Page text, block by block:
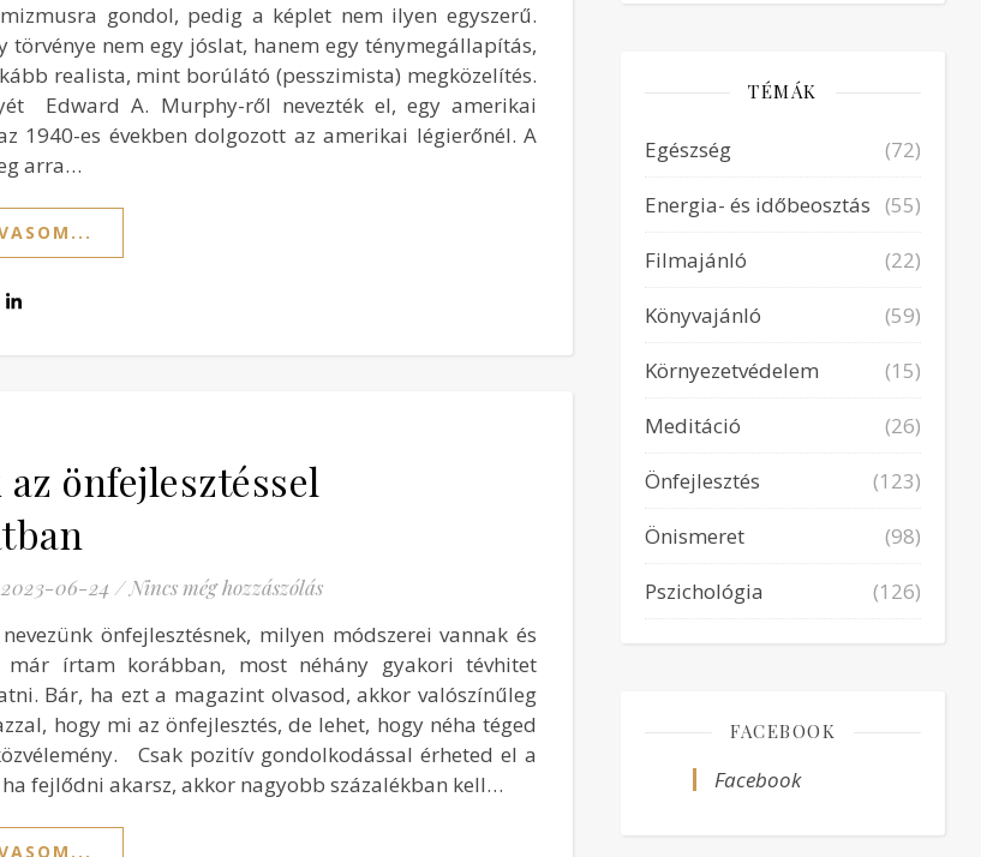
gondol, pedig a képlet nem ilyen egyszerű.
törvénye nem egy jóslat, hanem egy ténymegállapítás,
realista, mint borúlátó (pesszimista) megközelítés.
Edward A. Murphy-ről nevezték el, egy amerikai
1940-es években dolgozott az amerikai légierőnél. A
arra…
önfejlesztéssel
2023-06-24 / Nincs még hozzászólás
önfejlesztésnek, milyen módszerei vannak és
már írtam korábban, most néhány gyakori tévhitet
Bár, ha ezt a magazint olvasod, akkor valószínűleg
hogy mi az önfejlesztés, de lehet, hogy néha téged
Csak pozitív gondolkodással érheted el a
fejlődni akarsz, akkor nagyobb százalékban kell…
TÉMÁK
Egészség
(72)
Energia- és időbeosztás (55)
Filmajánló
(22)
Könyvajánló
(59)
Környezetvédelem
(15)
Meditáció
(26)
Önfejlesztés
(123)
Önismeret
(98)
Pszichológia
(126)
FACEBOOK
Facebook